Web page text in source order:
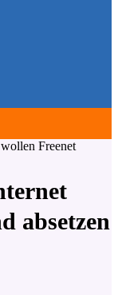
Freenet
absetzen